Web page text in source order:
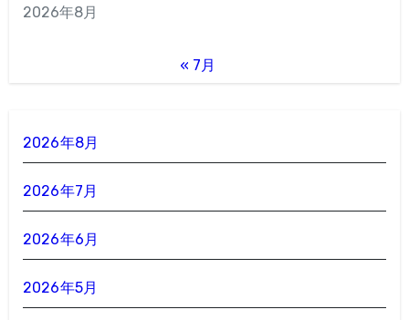
2026年8月
« 7月
2026年8月
2026年7月
2026年6月
2026年5月